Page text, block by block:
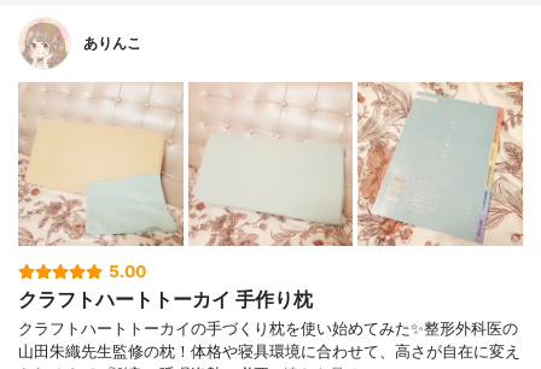
ありんこ
5.00
クラフトハートトーカイ 手作り枕
クラフトハートトーカイの手づくり枕を使い始めてみた✨整形外科医の
山田朱織先生監修の枕！体格や寝具環境に合わせて、高さが自在に変え